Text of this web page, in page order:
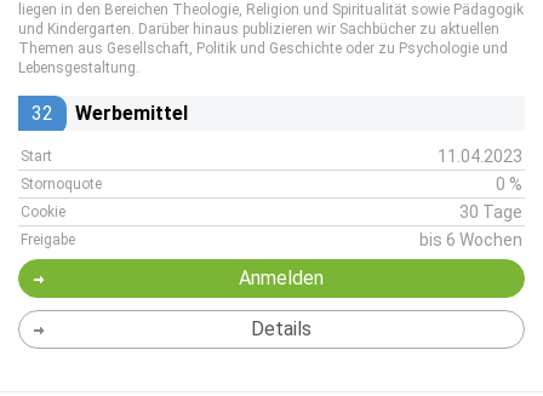
liegen in den Bereichen Theologie, Religion und Spiritualität sowie Pädagogik
und Kindergarten. Darüber hinaus publizieren wir Sachbücher zu aktuellen
Themen aus Gesellschaft, Politik und Geschichte oder zu Psychologie und
Lebensgestaltung.
32 Werbemittel
Start 11.04.2023
Stornoquote 0 %
Cookie 30 Tage
Freigabe bis 6 Wochen
Anmelden
Details